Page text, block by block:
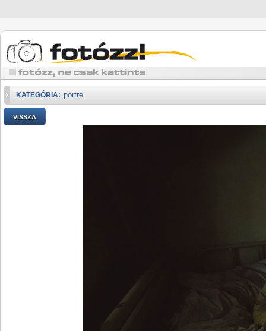
KATEGÓRIA: portré
VISSZA